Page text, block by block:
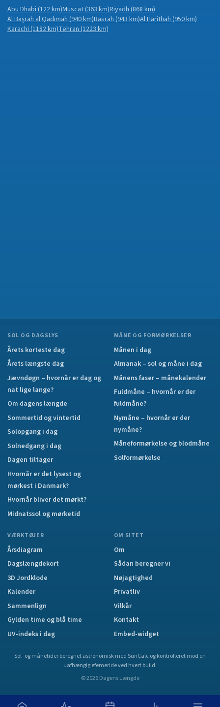
Abu Dhabi(122 km)Muscat(363 km)Riyadh(868 km)
Al Başrah al Qadīmah(940 km)Basrah(943 km)Al Hārithah(950 km)
Karachi(1182 km)Tehran(1223 km)
SOL OG DAGSLYS
Årets korteste dag
Årets længste dag
Jævndøgn – hvornår er dag og
nat lige lange?
Om dagens længde
Sommertid og vintertid
Solopgang i dag
Solnedgang i dag
Dagen tiltager
Hvornår er det lysest og
mørkest i Danmark?
Hvornår bliver det mørkt?
Midnatssol og mørketid
MÅNE OG FORMØRKELSER
Månen i dag
Almanak – sol og måne i dag
Månens faser – månekalender
Fuldmåne – hvornår er der
fuldmåne?
Nymåne – hvornår er der
nymåne?
Måneformørkelse og blodmåne
Solformørkelse
VÆRKTØJER
Årsdiagram
Dagslængdekort
3D Jordklode
Kalender
Sammenlign
Gylden time og blå time
UV-indeks i dag
OM SITET
Om
Sådan beregner vi
Nøjagtighed
Privatliv
Vilkår
Kontakt
Embed-widget
Sol- og månetider beregnet astronomisk med SunCalc og kontrolleret mod en
uafhængig efemeride ved hvert build.
©2026 Dagens Længde